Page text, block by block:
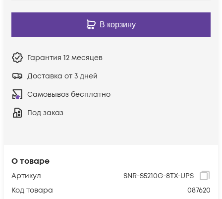
О товаре
Артикул
SNR-S5210G-8TX-UPS
Код товара
087620
В корзину
Гарантия 12 месяцев
Доставка от 3 дней
Самовывоз бесплатно
Под заказ